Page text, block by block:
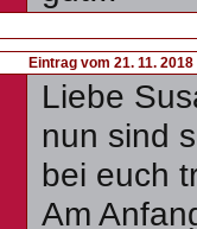
Eintrag vom 21. 11.
Liebe
nun sind
bei euch
Am